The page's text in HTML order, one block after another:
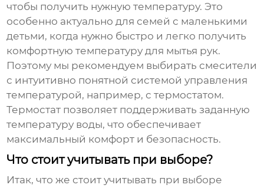
чтобы получить нужную температуру. Это
особенно актуально для семей с маленькими
детьми, когда нужно быстро и легко получить
комфортную температуру для мытья рук.
Поэтому мы рекомендуем выбирать смесители
с интуитивно понятной системой управления
температурой, например, с термостатом.
Термостат позволяет поддерживать заданную
температуру воды, что обеспечивает
максимальный комфорт и безопасность.
Что стоит учитывать при выборе?
Итак, что же стоит учитывать при выборе